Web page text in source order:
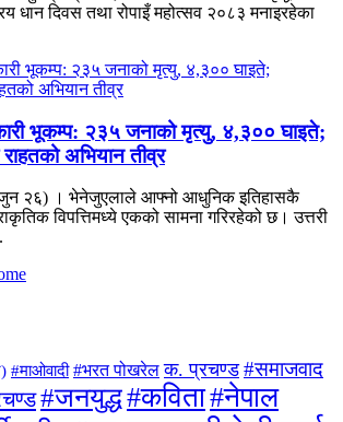
धान दिवस तथा रोपाइँ महोत्सव २०८३ मनाइरहेका
भूकम्प: २३५ जनाको मृत्यु, ४,३०० घाइते;
राहतको अभियान तीव्र
२६) । भेनेजुएलाले आफ्नो आधुनिक इतिहासकै
विपत्तिमध्ये एकको सामना गरिरहेको छ। उत्तरी
#माओवादी #भरत पोखरेल क. प्रचण्ड #समाजवाद
#जनयुद्ध#कविता#नेपाल